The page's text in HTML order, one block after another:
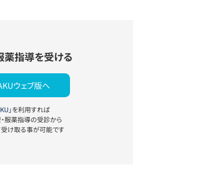
薬指導を受ける
ウェブ版へ
」を利用すれば
服薬指導の受診から
け取る事が可能です